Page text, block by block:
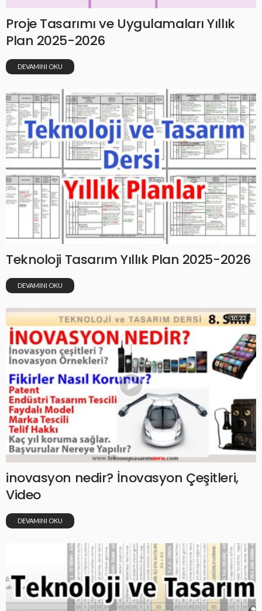
Proje Tasarımı ve Uygulamaları Yıllık
Plan 2025-2026
DEVAMINI OKU
Teknoloji Tasarım Yıllık Plan 2025-2026
DEVAMINI OKU
10:22
inovasyon nedir? İnovasyon Çeşitleri,
Video
DEVAMINI OKU